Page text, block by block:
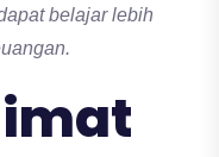
belajar lebih